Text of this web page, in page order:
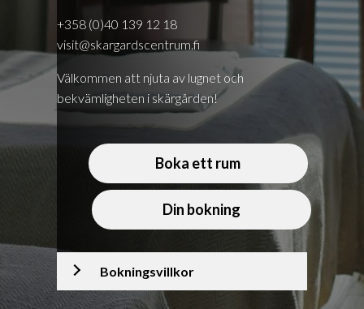
+358 (0)40 139 12 18
visit@skargardscentrum.fi
Välkommen att njuta av lugnet och
bekvämligheten i skärgården!
Boka ett rum
Din bokning
Bokningsvillkor